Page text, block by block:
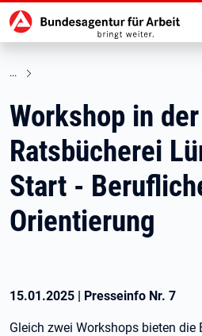
zu den Hauptinhalten springen
Hauptnavigation
Workshop in der
Ratsbücherei
Start -
Orientierung
15.01.2025 | Presseinfo Nr. 7
Gleich zwei Workshops bieten die